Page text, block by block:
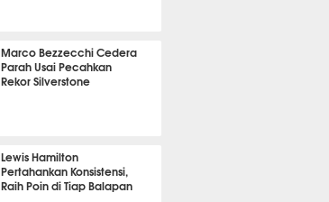
Marco Bezzecchi Cedera
Parah Usai Pecahkan
Rekor Silverstone
Lewis Hamilton
Pertahankan Konsistensi,
Raih Poin di Tiap Balapan